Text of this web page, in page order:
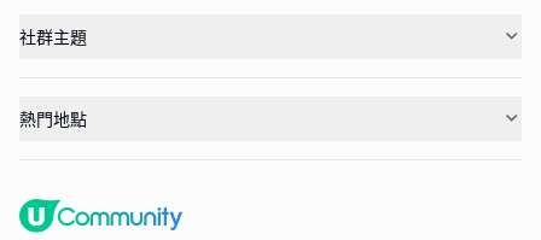
社群主題
熱門地點